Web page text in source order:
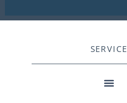
SERVICE